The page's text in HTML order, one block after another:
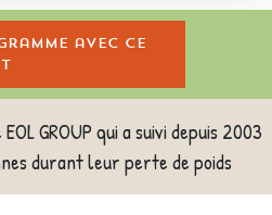
avec ce
GROUP qui a suivi depuis 2003
durant leur perte de poids